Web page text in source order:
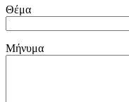
Θέμα
Μήνυμα